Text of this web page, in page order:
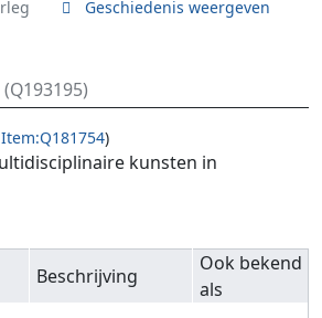
Geschiedenis weergeven
(Q193195)
Item:Q181754)
kunsten in
Beschrijving
Ook bekend
als